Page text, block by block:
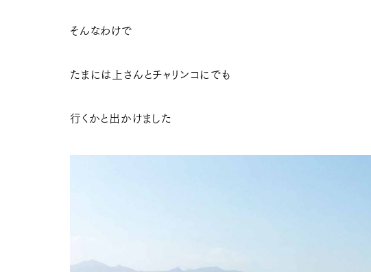
そんなわけで
たまには上さんとチャリンコにでも
行くかと出かけました